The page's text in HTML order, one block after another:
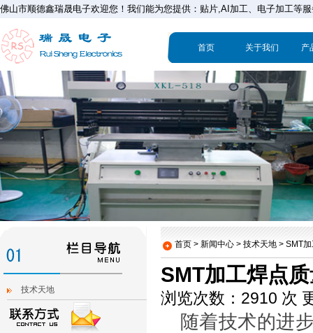
佛山市顺德鑫瑞晟电子欢迎您！我们能为您提供：贴片,AI加工、电子加工等
首页 关于我们 产
技术天地
首页 > 新闻中心 > 技术天地 > SMT
SMT加工焊点
浏览次数：2910 次
随着技术的进